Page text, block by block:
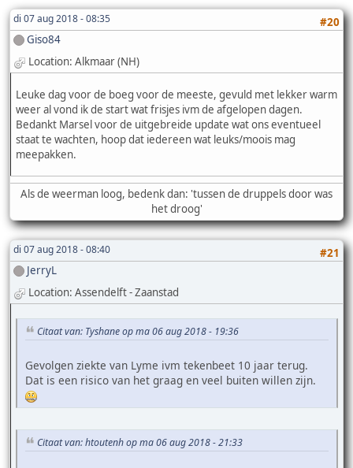
di 07 aug 2018 - 08:35
#20
Giso84
Location: Alkmaar (NH)
Leuke dag voor de boeg voor de meeste, gevuld met lekker warm
weer al vond ik de start wat frisjes ivm de afgelopen dagen.
Bedankt Marsel voor de uitgebreide update wat ons eventueel
staat te wachten, hoop dat iedereen wat leuks/moois mag
meepakken.
Als de weerman loog, bedenk dan: 'tussen de druppels door was
het droog'
di 07 aug 2018 - 08:40
#21
JerryL
Location: Assendelft - Zaanstad
Citaat van: Tyshane op ma 06 aug 2018 - 19:36
Gevolgen ziekte van Lyme ivm tekenbeet 10 jaar terug.
Dat is een risico van het graag en veel buiten willen zijn.
Citaat van: htoutenh op ma 06 aug 2018 - 21:33